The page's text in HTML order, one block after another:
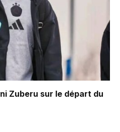
Zuberu sur le départ du